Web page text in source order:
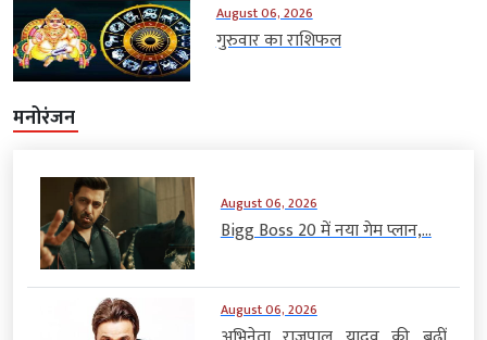
August 06, 2026
गुरुवार का राशिफल
मनोरंजन
August 06, 2026
Bigg Boss 20 में नया गेम प्लान,...
August 06, 2026